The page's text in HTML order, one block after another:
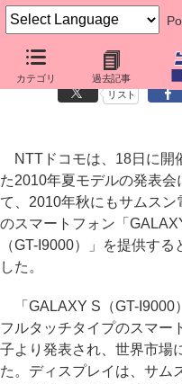
カテゴリ 過去記事
ドコモ、今秋にAndroid 2.1搭
リスト
NTTドコモは、18日に開
た2010年夏モデルの発表会
て、2010年秋にもサムスン
のスマートフォン「
（GT-I9000）」を提供する
した。
「GALAXY S（GT-I9000
フルタッチタイプのスマー
子より発表され、世界市場
た。ディスプレイは、サム